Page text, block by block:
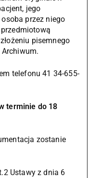
jego
przez niego
pisemnego
telefonu 41 34-655-
terminie do 18
zostanie
Ustawy z dnia 6